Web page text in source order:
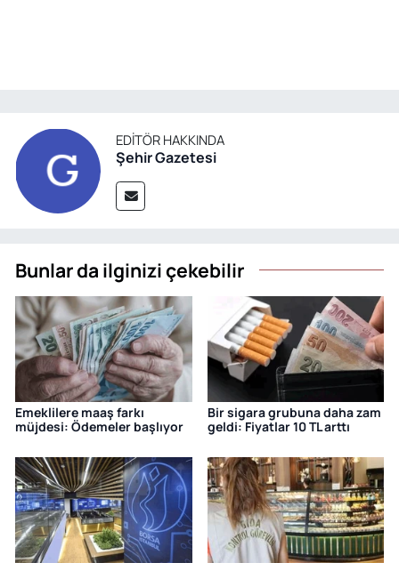
EDITÖR HAKKINDA
Şehir Gazetesi
Bunlar da ilginizi çekebilir
Emeklilere maaş farkı
müjdesi: Ödemeler başlıyor
Bir sigara grubuna daha zam
geldi: Fiyatlar 10 TL arttı